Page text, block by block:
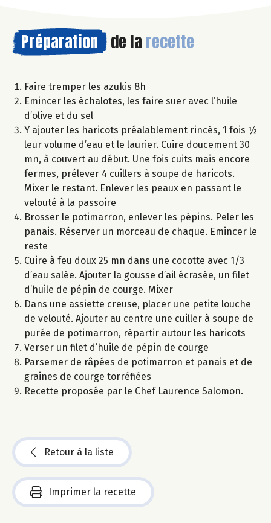
Préparation de la recette
Faire tremper les azukis 8h
Emincer les échalotes, les faire suer avec l’huile
d’olive et du sel
Y ajouter les haricots préalablement rincés, 1 fois ½
leur volume d’eau et le laurier. Cuire doucement 30
mn, à couvert au début. Une fois cuits mais encore
fermes, prélever 4 cuillers à soupe de haricots.
Mixer le restant. Enlever les peaux en passant le
velouté à la passoire
Brosser le potimarron, enlever les pépins. Peler les
panais. Réserver un morceau de chaque. Emincer le
reste
Cuire à feu doux 25 mn dans une cocotte avec 1/3
d’eau salée. Ajouter la gousse d’ail écrasée, un filet
d’huile de pépin de courge. Mixer
Dans une assiette creuse, placer une petite louche
de velouté. Ajouter au centre une cuiller à soupe de
purée de potimarron, répartir autour les haricots
Verser un filet d’huile de pépin de courge
Parsemer de râpées de potimarron et panais et de
graines de courge torréfiées
Recette proposée par le Chef Laurence Salomon.
Retour à la liste
Imprimer la recette